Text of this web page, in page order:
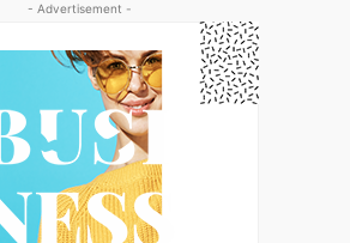
- Advertisement -